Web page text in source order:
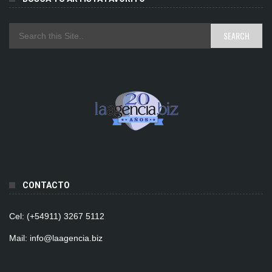
CONTACTO
Cel: (+54911) 3267 5112
Mail: info@laagencia.biz